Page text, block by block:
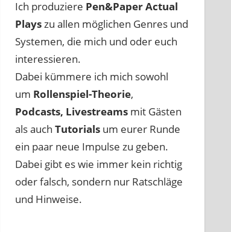
Ich produziere Pen&PaperActual
Playszu allen möglichen Genres und
Systemen, die mich und oder euch
interessieren.
Dabei kümmere ich mich sowohl
um Rollenspiel-Theorie,
Podcasts, Livestreams mit Gästen
als auchTutorials um eurer Runde
ein paar neue Impulse zu geben.
Dabei gibt es wie immer kein richtig
oder falsch, sondern nur Ratschläge
und Hinweise.